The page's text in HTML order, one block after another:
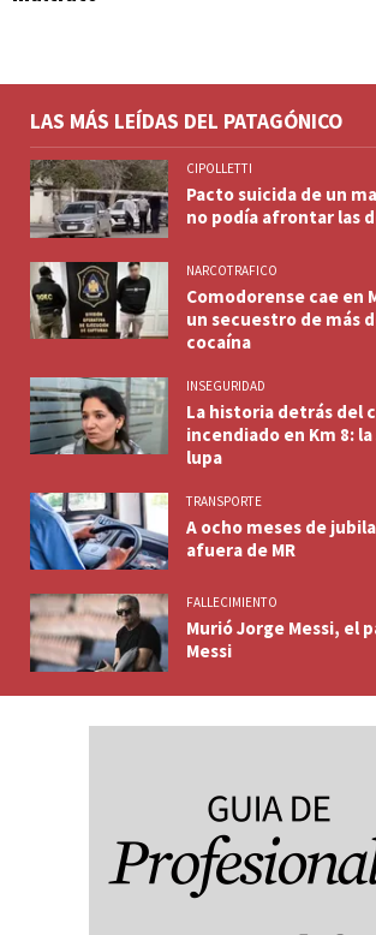
LAS MÁS LEÍDAS DEL PATAGÓNICO
CIPOLLETTI
Pacto suicida de un
no podía afrontar las
NARCOTRAFICO
Comodorense cae en
un secuestro de más
cocaína
INSEGURIDAD
La historia detrás del
incendiado en Km 8:
lupa
TRANSPORTE
A ocho meses de
afuera de MR
FALLECIMIENTO
Murió Jorge Messi, el
Messi